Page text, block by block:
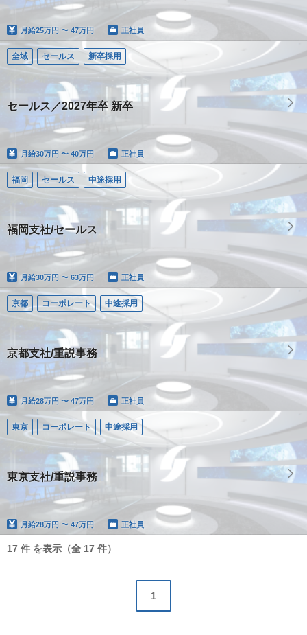
月給25万円 〜 47万円 正社員
全域 セールス 新卒採用
セールス／2027年卒 新卒
月給30万円 〜 40万円 正社員
福岡 セールス 中途採用
福岡支社/セールス
月給30万円 〜 63万円 正社員
京都 コーポレート 中途採用
京都支社/重説事務
月給28万円 〜 47万円 正社員
東京 コーポレート 中途採用
東京支社/重説事務
月給28万円 〜 47万円 正社員
17 件 を表示（全 17 件）
1